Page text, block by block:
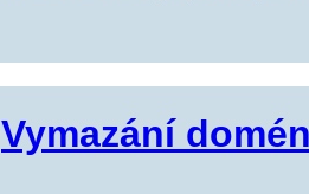
Vymazání